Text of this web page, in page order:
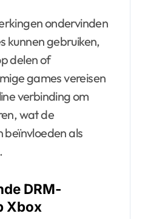
ondervinden
kunnen gebruiken,
delen of
games vereisen
verbinding om
wat de
beïnvloeden als
DRM-
Xbox